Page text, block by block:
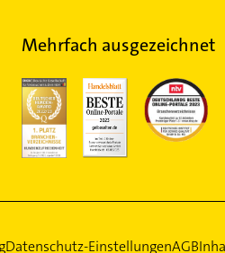
Mehrfach ausgezeichnet
Datenschutz-EinstellungenAGB